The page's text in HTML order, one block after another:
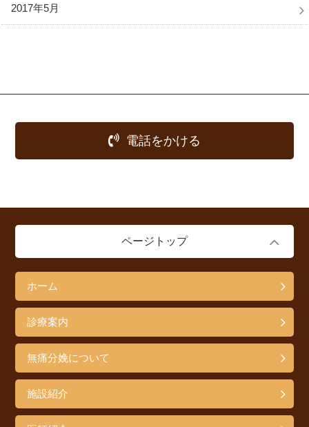
2017年5月
電話をかける
ページトップ
ホーム
診療案内
無痛分娩について
施設紹介